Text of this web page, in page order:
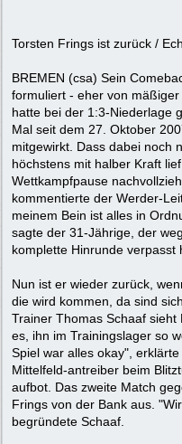
Torsten Frings ist zurück /
BREMEN (csa) Sein
formuliert - eher von
hatte bei der 1:3-Niederlage
Mal seit dem 27. Oktober
mitgewirkt. Dass dabei noch
höchstens mit halber Kraft
Wettkampfpause
kommentierte der Werder-
meinem Bein ist alles in
sagte der 31-Jährige, der
komplette Hinrunde verpasst
Nun ist er wieder zurück,
die wird kommen, da sind
Trainer Thomas Schaaf
es, ihn im Trainingslager so
Spiel war alles okay",
Mittelfeld-antreiber beim
aufbot. Das zweite Match
Frings von der Bank aus.
begründete Schaaf.